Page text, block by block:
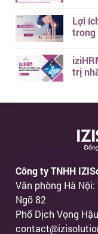
Lợi
trong
trị
Công ty TNHH
Văn phòng Hà Nội:
Ngõ 82
Phố Dịch Vọng